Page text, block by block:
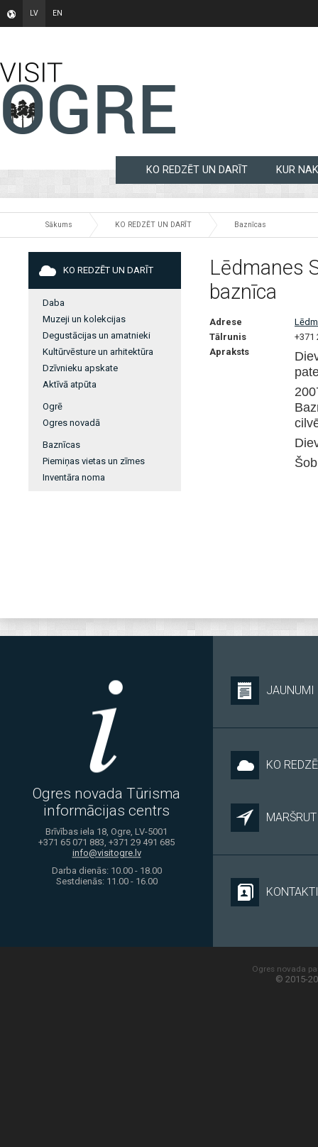
LV EN
KO REDZĒT UN DARĪT KUR
Sākums KO REDZĒT UN DARĪT Baznīcas
KO REDZĒT UN DARĪT
Daba
Muzeji un kolekcijas
Degustācijas un amatnieki
Kultūrvēsture un arhitektūra
Dzīvnieku apskate
Aktīvā atpūta
Ogrē
Ogres novadā
Baznīcas
Piemiņas vietas un zīmes
Inventāra noma
Lēdmanes
baznīca
Adrese
Tālrunis
+371
Apraksts
Ogres novada Tūrisma
informācijas centrs
Brīvības iela 18, Ogre, LV-5001
+371 65 071 883, +371 29 491 685
info@visitogre.lv
Darba dienās: 10.00 - 18.00
Sestdienās: 11.00 - 16.00
JAUNUMI
KO
KONTAKTI
Ogres novada
© 2015-